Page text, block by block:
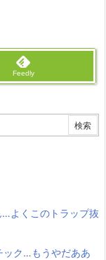
Feedly
…よくこのトラップ抜
ック…もうやだああ